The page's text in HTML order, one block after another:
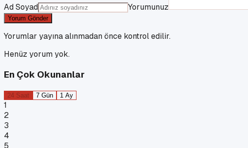
Ad Soyad Yorumunuz
Yorum Gönder
Yorumlar yayına alınmadan önce kontrol edilir.
Henüz yorum yok.
En Çok Okunanlar
24 Saat 7 Gün 1 Ay
1
2
3
4
5